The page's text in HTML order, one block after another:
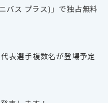
バス プラス)」で独占無料
表選手複数名が登場予定